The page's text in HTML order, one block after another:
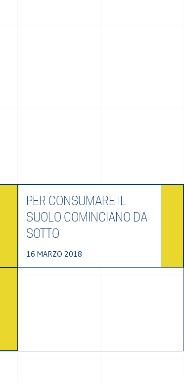
PER CONSUMARE IL
SUOLO COMINCIANO DA
SOTTO
16 MARZO 2018